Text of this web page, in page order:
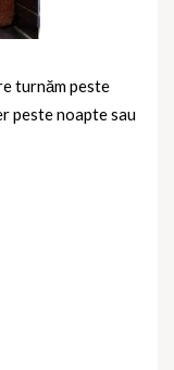
turnăm peste
peste noapte sau